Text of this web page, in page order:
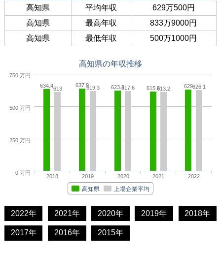
高知県
平均年収
629万500円
高知県
最高年収
833万9000円
高知県
最低年収 500万1000円
高知県の年収推移
634.4 637.9 623.3 615.8 629
613 619.3 617.6 613.2 626.1
高知県 上場企業平均
2018 2019 2020 2021 2022
0 万円
250 万円
500 万円
750 万円
2022年 2021年 2020年 2019年 2018年
2017年 2016年 2015年